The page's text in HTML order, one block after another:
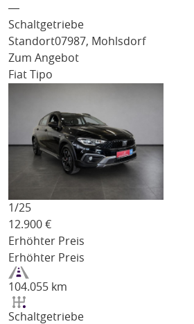
―
Schaltgetriebe
Standort07987, Mohlsdorf
Zum Angebot
Fiat Tipo
1/25
12.900 €
Erhöhter Preis
Erhöhter Preis
104.055 km
Schaltgetriebe